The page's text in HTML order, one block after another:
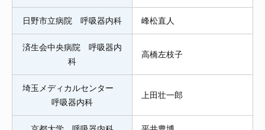
日野市立病院 呼吸器内科 峰松直人
済生会中央病院 呼吸器内
科
高橋左枝子
埼玉メディカルセンター
呼吸器内科
上田壮一郎